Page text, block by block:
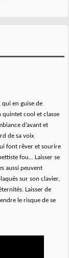
en guise de
quintet cool et classe
d’avant et
de sa voix
font rêver et sourire
fou… Laisser se
aussi peuvent
sur son clavier,
Laisser de
le risque de se